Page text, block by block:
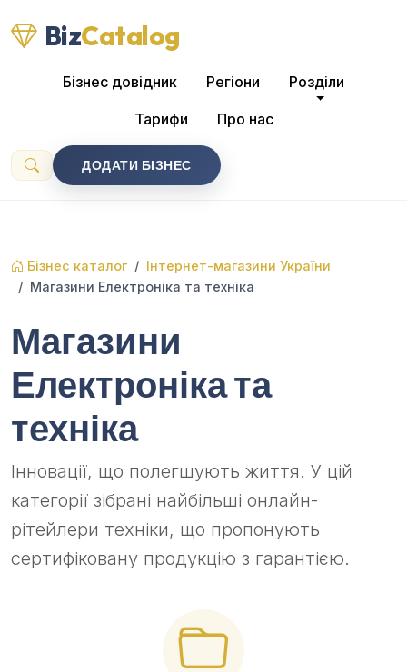
BizCatalog
Бізнес довідник Регіони Розділи
Тарифи Про нас
ДОДАТИ БІЗНЕС
Бізнес каталог
Інтернет-магазини України
Магазини Електроніка та техніка
Магазини
Електроніка та
техніка
Інновації, що полегшують життя. У цій
категорії зібрані найбільші онлайн-
рітейлери техніки, що пропонують
сертифіковану продукцію з гарантією.